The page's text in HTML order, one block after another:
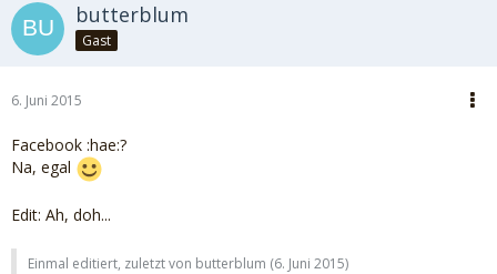
butterblum
Gast
6. Juni 2015
Facebook :hae:?
Na, egal
Edit: Ah, doh...
Einmal editiert, zuletzt von butterblum (6. Juni 2015)